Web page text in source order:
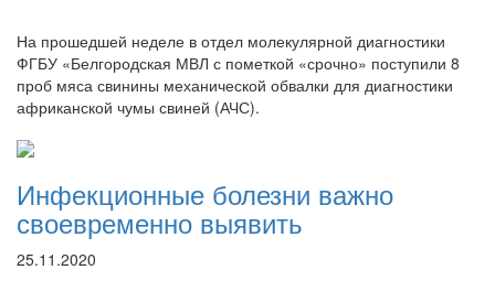
На прошедшей неделе в отдел молекулярной диагностики
ФГБУ «Белгородская МВЛ с пометкой «срочно» поступили 8
проб мяса свинины механической обвалки для диагностики
африканской чумы свиней (АЧС).
Инфекционные болезни важно
своевременно выявить
25.11.2020